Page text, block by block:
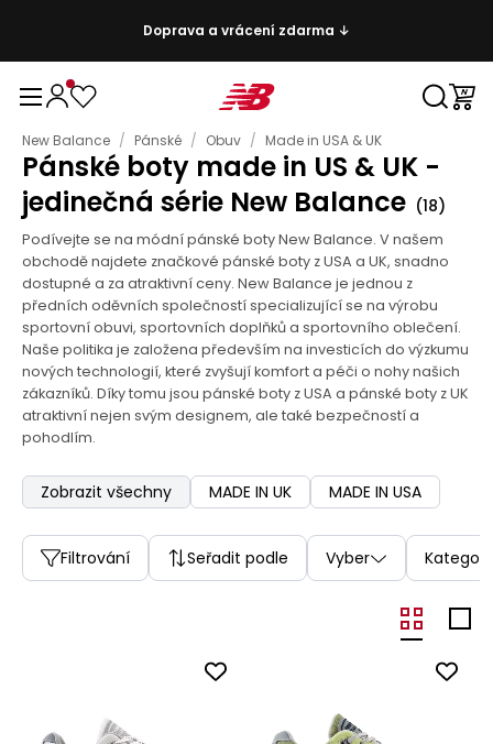
Doprava a vrácení zdarma ↓
New Balance / Pánské / Obuv / Made in USA & UK
Pánské boty made in US & UK -
jedinečná série New Balance (18)
Podívejte se na módní pánské boty New Balance. V našem
obchodě najdete značkové pánské boty z USA a UK, snadno
dostupné a za atraktivní ceny. New Balance je jednou z
předních oděvních společností specializující se na výrobu
sportovní obuvi, sportovních doplňků a sportovního oblečení.
Naše politika je založena především na investicích do výzkumu
nových technologií, které zvyšují komfort a péči o nohy našich
zákazníků. Díky tomu jsou pánské boty z USA a pánské boty z UK
atraktivní nejen svým designem, ale také bezpečností a
pohodlím.
Zobrazit všechny MADE IN UK MADE IN USA
Filtrování Seřadit podle Vyber